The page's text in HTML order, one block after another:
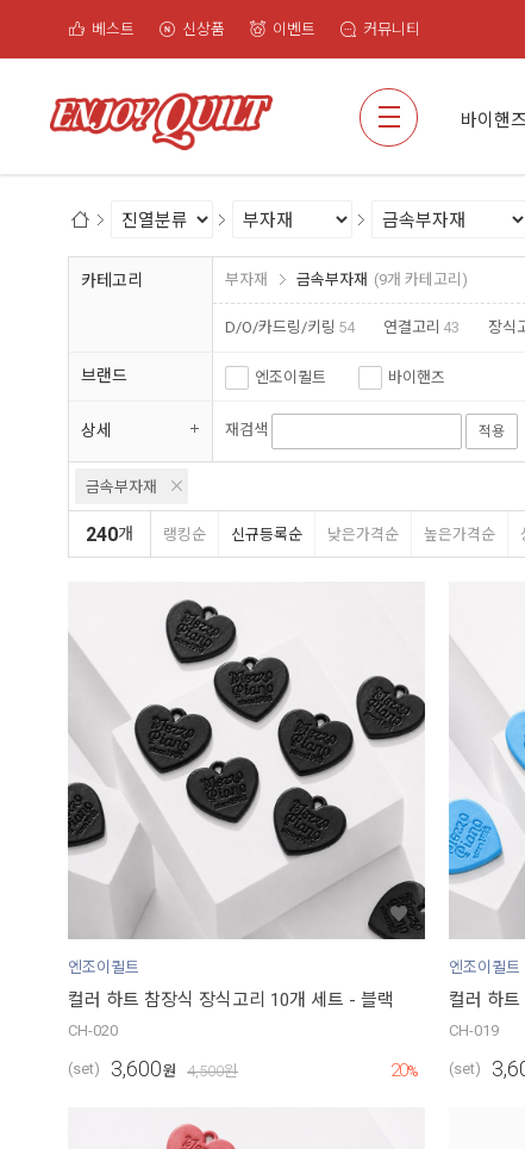
베스트 신상품 이벤트 커뮤니티
바이핸즈
카테고리 부자재 금속부자재 (9개 카테고리)
D/O/카드링/키링 54 연결고리 43 장식
브랜드 엔조이퀼트 바이핸즈
상세 재검색 적용
금속부자재
240개 랭킹순 신규등록순 낮은가격순 높은가격순
엔조이퀼트
컬러 하트 참장식 장식고리 10개 세트 - 블랙
CH-020
(set) 3,600원 4,500원 20%
엔조이퀼트
컬러 하
CH-019
(set)